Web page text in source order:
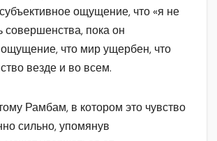
ощущение, что «я не
совершенства, пока он
что мир ущербен, что
везде и во всем.
Рамбам, в котором это чувство
сильно, упомянув